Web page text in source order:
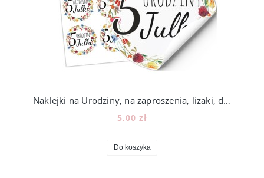
Naklejki na Urodziny, na zaproszenia, lizaki, do przedszkola, kwiaty, 12szt, w9
5,00 zł
Do koszyka